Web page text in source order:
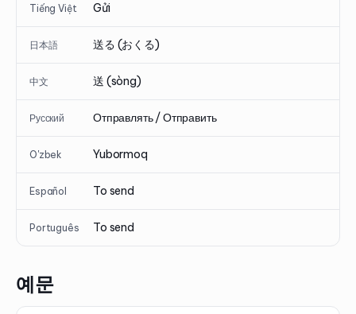
Tiếng Việt Gửi
日本語 送る (おくる)
中文 送 (sòng)
Русский Отправлять / Отправить
O'zbek Yubormoq
Español To send
Português To send
예문